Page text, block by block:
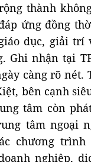
thành
ứng đồng
dục, giải trí
Ghi nhận tại
càng rõ nét.
bên cạnh
tâm còn
tâm ngoại
chương trình
nghiệp,